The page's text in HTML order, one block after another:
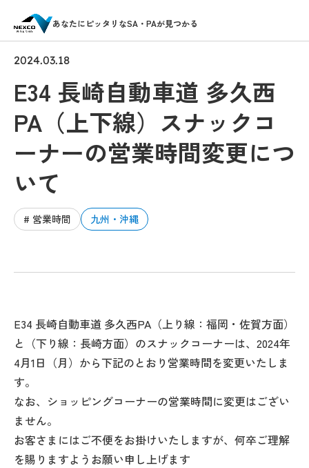
あなたにピッタリなSA・PAが見つかる
2024.03.18
E34 長崎自動車道 多久西
PA（上下線）スナックコ
ーナーの営業時間変更につ
いて
# 営業時間 九州・沖縄
E34 長崎自動車道 多久西PA（上り線：福岡・佐賀方面）
と（下り線：長崎方面）のスナックコーナーは、2024年
4月1日（月）から下記のとおり営業時間を変更いたしま
す。
なお、ショッピングコーナーの営業時間に変更はござい
ません。
お客さまにはご不便をお掛けいたしますが、何卒ご理解
を賜りますようお願い申し上げます